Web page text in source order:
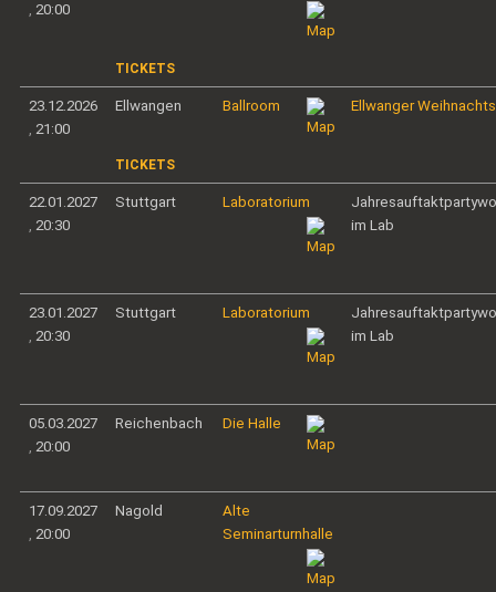
, 20:00
TICKETS
23.12.2026
, 21:00
Ellwangen Ballroom Ellwanger
TICKETS
22.01.2027
, 20:30
Stuttgart Laboratorium
im Lab
23.01.2027
, 20:30
Stuttgart Laboratorium
im Lab
05.03.2027
, 20:00
Reichenbach Die Halle
17.09.2027
, 20:00
Nagold
Alte
Seminarturnhalle